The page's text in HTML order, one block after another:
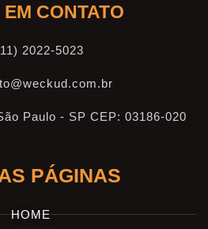
CONTATO
2022-5023
Paulo - SP CEP: 03186-020
PÁGINAS
HOME